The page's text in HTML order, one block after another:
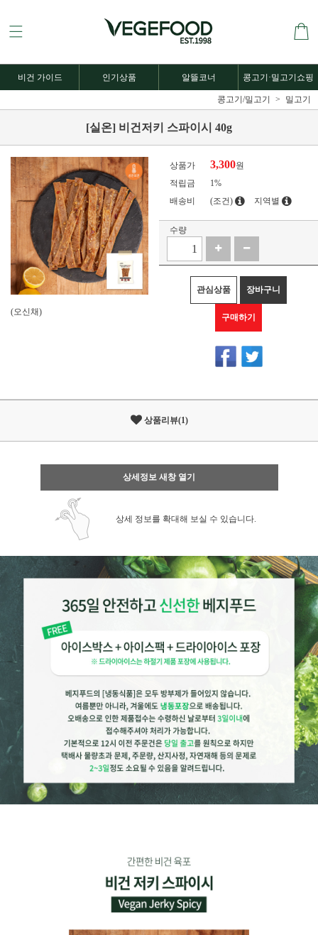
비건 가이드 인기상품 알뜰코너 콩고기·밀고기쇼핑
콩고기/밀고기 밀고기
[실온] 비건저키 스파이시 40g
(오신채)
상품가 3,300원
적립금
1%
배송비
(조건) 지역별
수량
관심상품 장바구니
구매하기
상품리뷰(1)
상세정보 새창 열기
상세 정보를 확대해 보실 수 있습니다.